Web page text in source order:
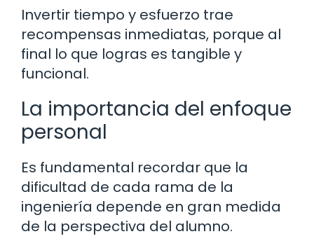
Invertir tiempo y esfuerzo trae
recompensas inmediatas, porque al
final lo que logras es tangible y
funcional.
La importancia del enfoque
personal
Es fundamental recordar que la
dificultad de cada rama de la
ingeniería depende en gran medida
de la perspectiva del alumno.